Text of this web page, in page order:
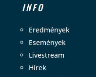
INFO
Eredmények
Események
Livestream
Hírek